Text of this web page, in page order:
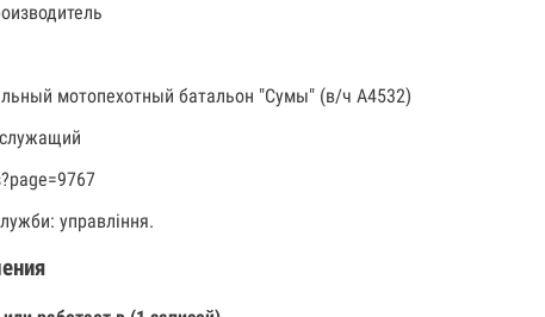
мотопехотный батальон "Сумы" (в/ч А4532)
управління.